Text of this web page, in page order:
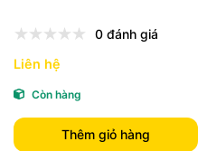
0 đánh giá
Liên hệ
Còn hàng
Thêm giỏ hàng